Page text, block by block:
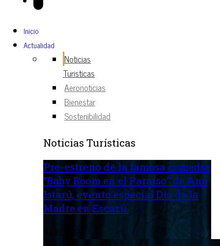
Inicio
Actualidad
Noticias
Turisticas
Aeronoticias
Bienestar
Sostenibilidad
Noticias Turísticas
Pre-estreno de la famosa comedia
“Baby Boom en el Paraíso” de Ana
Istarú, evento especial Día de la
Madre en Escazú.
Jul 31, 2026